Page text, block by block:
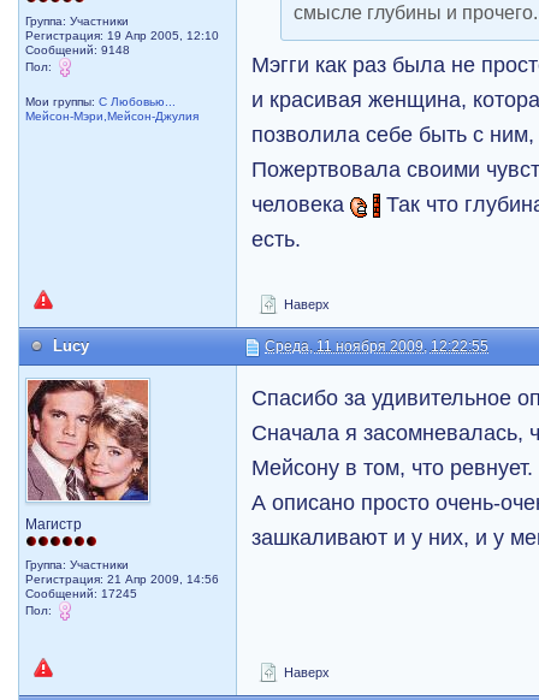
Группа: Участники
Регистрация: 19 Апр 2005, 12:10
Сообщений: 9148
Пол:
Мои группы:С Любовью...
Мейсон-Мэри,Мейсон-Джулия
смысле глубины и
Мэгги как раз была не
и красивая женщина,
позволила себе быть с
Пожертвовала своими
человека
Так что
есть.
Наверх
Lucy Среда, 11 ноября 2009, 12:22:55
Магистр
Группа: Участники
Регистрация: 21 Апр 2009, 14:56
Сообщений: 17245
Пол:
Спасибо за удивительное
Сначала я засомневалась,
Мейсону в том, что
А описано просто очень-
зашкаливают и у них, и у
Наверх